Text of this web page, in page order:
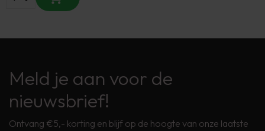
Meld je aan voor de
nieuwsbrief!
Ontvang €5,- korting en blijf op de hoogte van onze laatste